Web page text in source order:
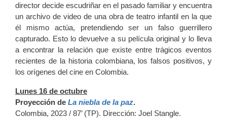
director decide escudriñar en el pasado familiar y encuentra
un archivo de video de una obra de teatro infantil en la que
él mismo actúa, pretendiendo ser un falso guerrillero
capturado. Esto lo devuelve a su película original y lo lleva
a encontrar la relación que existe entre trágicos eventos
recientes de la historia colombiana, los falsos positivos, y
los orígenes del cine en Colombia.
Lunes 16 de octubre
Proyección de La niebla de la paz.
Colombia, 2023 / 87’ (TP). Dirección: Joel Stangle.